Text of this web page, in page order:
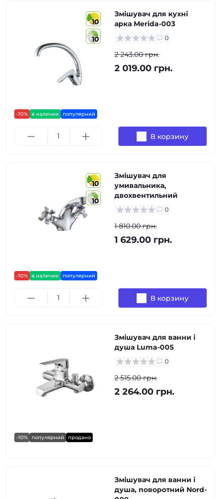
10
10
-10% в наличии популярний
Змішувач для кухні
арка Merida-003
0
2 243.00 грн.
2 019.00 грн.
В корзину
10
10
-10% в наличии популярний
Змішувач для
умивальника,
двохвентильний
0
1 810.00 грн.
1 629.00 грн.
В корзину
-10% популярний продано
Змішувач для ванни і
душа Luma-005
0
2 515.00 грн.
2 264.00 грн.
Змішувач для ванни і
душа, поворотний Nord-